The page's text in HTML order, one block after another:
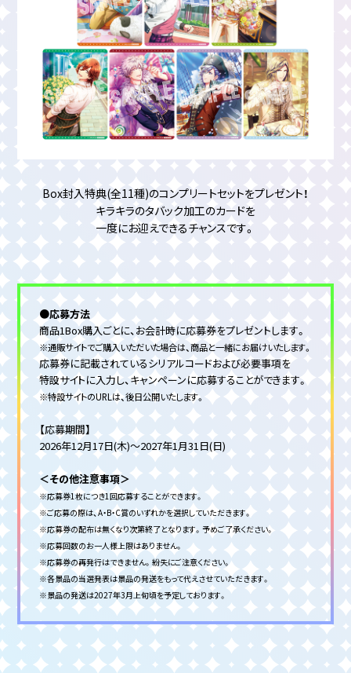
Box封入特典(全11種)のコンプリートセットをプレゼント！
キラキラのタバック加工のカードを
一度にお迎えできるチャンスです。
●応募方法
商品1Box購入ごとに、お会計時に応募券をプレゼントします。
※通販サイトでご購入いただいた場合は、商品と一緒にお届けいたします。
応募券に記載されているシリアルコードおよび必要事項を
特設サイトに入力し、キャンペーンに応募することができます。
※特設サイトのURLは、後日公開いたします。
【応募期間】
2026年12月17日(木)～2027年1月31日(日)
＜その他注意事項＞
※応募券1枚につき1回応募することができます。
※ご応募の際は、A・B・C賞のいずれかを選択していただきます。
※応募券の配布は無くなり次第終了となります。予めご了承ください。
※応募回数のお一人様上限はありません。
※応募券の再発行はできません。紛失にご注意ください。
※各景品の当選発表は景品の発送をもって代えさせていただきます。
※景品の発送は2027年3月上旬頃を予定しております。